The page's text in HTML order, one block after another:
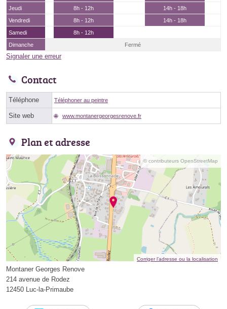
Jeudi
8h - 12h
14h - 18h
Vendredi
8h - 12h
14h - 18h
Samedi
8h - 12h
Dimanche
Fermé
Signaler une erreur
Contact
Téléphone Téléphoner au peintre
Site web www.montanergeorgesrenove.fr
Plan et adresse
© contributeurs OpenStreetMap
Corriger l’adresse ou la localisation
Montaner Georges Renove
214 avenue de Rodez
12450 Luc-la-Primaube